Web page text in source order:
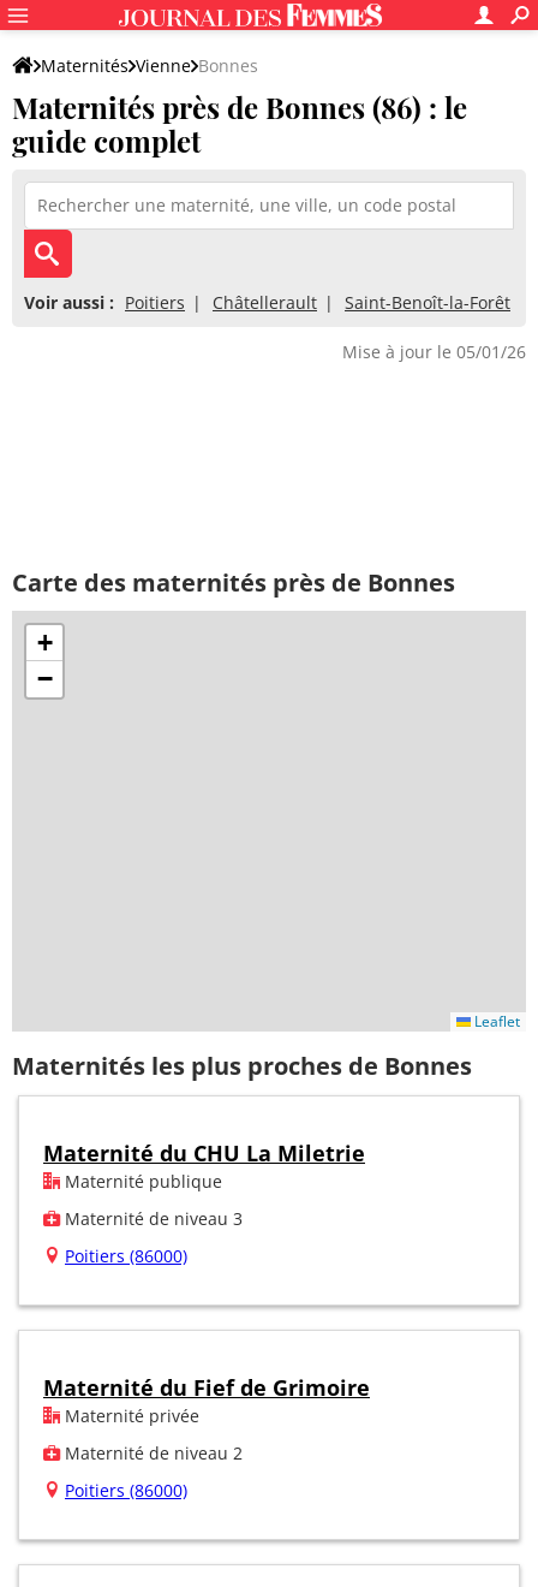
Maternités Vienne Bonnes
Maternités près de Bonnes (86) : le
guide complet
Voir aussi : Poitiers Châtellerault Saint-Benoît-la-Forêt
Mise à jour le 05/01/26
Carte des maternités près de Bonnes
+
−
Leaflet
Maternités les plus proches de Bonnes
Maternité du CHU La Miletrie
Maternité publique
Maternité de niveau 3
Poitiers (86000)
Maternité du Fief de Grimoire
Maternité privée
Maternité de niveau 2
Poitiers (86000)